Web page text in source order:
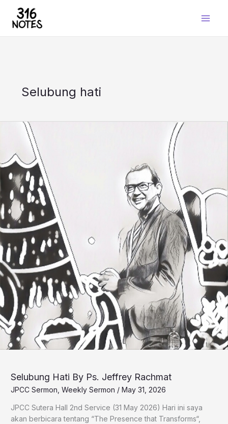
content
Selubung hati
Selubung Hati By Ps. Jeffrey Rachmat
JPCC Sermon Weekly Sermon / May 31, 2026
JPCC Sutera Hall 2nd Service (31 May 2026) Hari ini saya
akan berbicara tentang “The Presence that Transforms“,